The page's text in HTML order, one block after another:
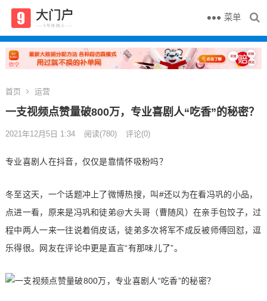
菜单
首页 运营
一支视频点赞量破800万，专业喜剧人“吃香”的秘密？
2021年12月5日 1:34 阅读(780) 评论(0)
专业喜剧人在抖音，仅仅是靠情怀吸粉吗？
冬至这天，一个话题冲上了微博热搜，叫#还以为在看冯巩的小品，
点进一看，原来是冯巩和徒弟@大头哥（曹随风）在亲手包饺子，过
程中两人一来一往说着俏皮话，徒弟多次将军不成反被师傅回怼，逗
乐得很。网友在评论中更是直言“有那味儿了”。